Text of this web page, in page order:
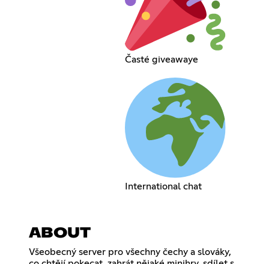
Časté giveawaye
International chat
ABOUT
Všeobecný server pro všechny čechy a slováky,